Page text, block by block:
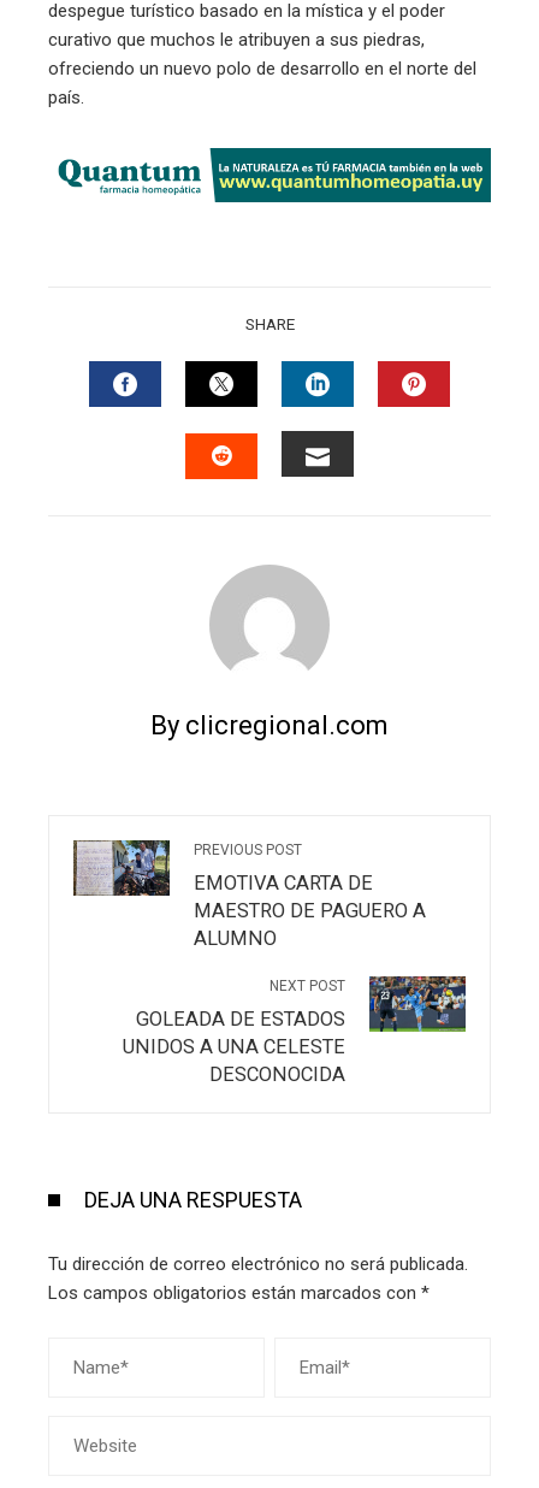
despegue turístico basado en la mística y el poder
curativo que muchos le atribuyen a sus piedras,
ofreciendo un nuevo polo de desarrollo en el norte del
país.
SHARE
FACEBOOKTWITTERLINKEDIN
By clicregional.com
PREVIOUS POST
EMOTIVA CARTA DE
MAESTRO DE PAGUERO A
ALUMNO
NEXT POST
GOLEADA DE ESTADOS
UNIDOS A UNA CELESTE
DESCONOCIDA
DEJA UNA RESPUESTA
Tu dirección de correo electrónico no será publicada.
Los campos obligatorios están marcados con *